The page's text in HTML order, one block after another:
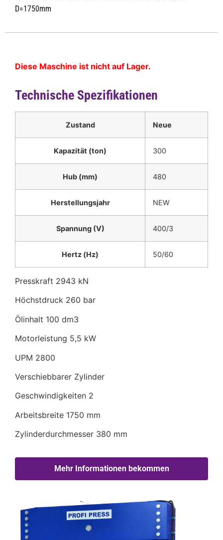
D=1750mm
Diese Maschine ist nicht auf Lager.
Technische Spezifikationen
Zustand Neue
Kapazität (ton) 300
Hub (mm) 480
Herstellungsjahr NEW
Spannung (V) 400/3
Hertz (Hz) 50/60
Presskraft 2943 kN
Höchstdruck 260 bar
Ölinhalt 100 dm3
Motorleistung 5,5 kW
UPM 2800
Verschiebbarer Zylinder
Geschwindigkeiten 2
Arbeitsbreite 1750 mm
Zylinderdurchmesser 380 mm
Mehr Informationen bekommen